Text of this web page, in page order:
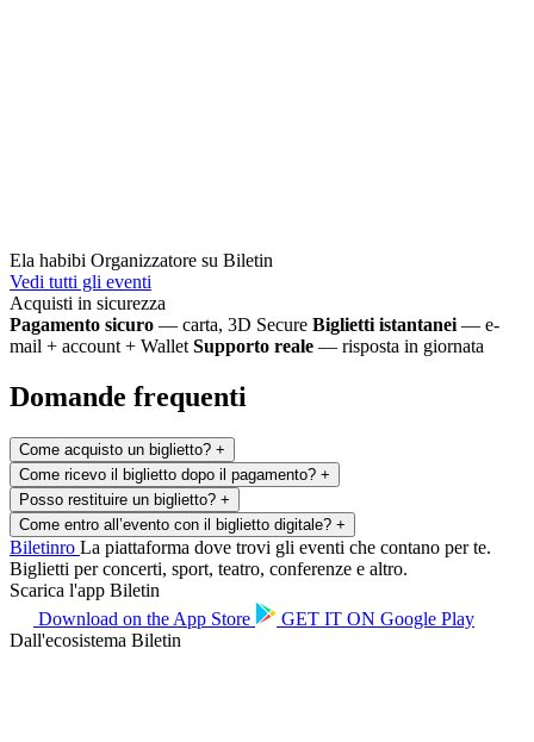
Ela habibi Organizzatore su Biletin
Vedi tutti gli eventi
Acquisti in sicurezza
Pagamento sicuro — carta, 3D Secure Biglietti istantanei — e-
mail + account + Wallet Supporto reale — risposta in giornata
Domande frequenti
Come acquisto un biglietto? +
Come ricevo il biglietto dopo il pagamento? +
Posso restituire un biglietto? +
Come entro all’evento con il biglietto digitale? +
Biletinro La piattaforma dove trovi gli eventi che contano per te.
Biglietti per concerti, sport, teatro, conferenze e altro.
Scarica l'app Biletin
Download on the App Store GET IT ON Google Play
Dall'ecosistema Biletin